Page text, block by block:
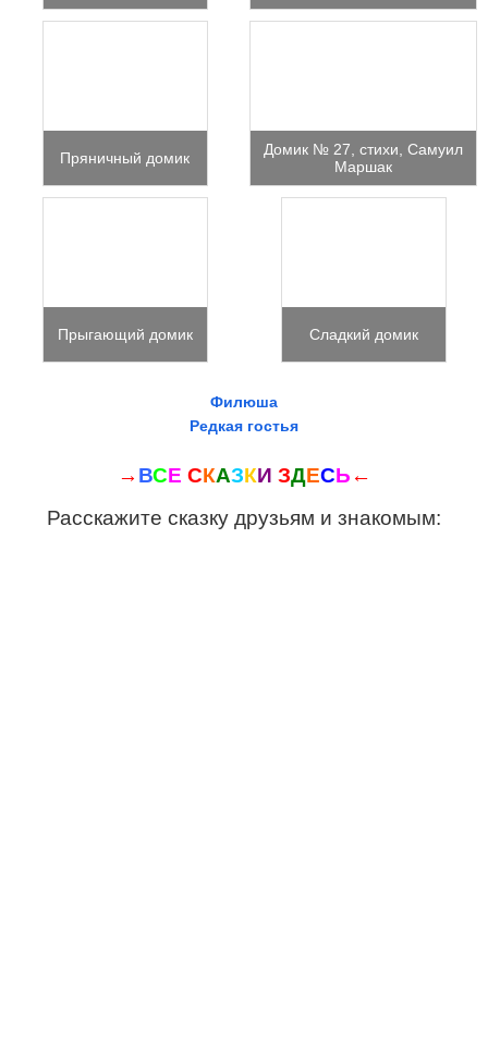
Пряничный домик
Домик № 27, стихи, Самуил
Маршак
Прыгающий домик Сладкий домик
Филюша
Редкая гостья
→ ВСЕ СКАЗКИ ЗДЕСЬ ←
Расскажите сказку друзьям и знакомым: